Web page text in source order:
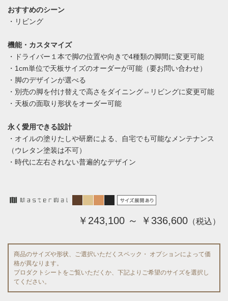
おすすめのシーン
・リビング
機能・カスタマイズ
・ドライバー１本で脚の位置や向きで4種類の脚間に変更可能
・1cm単位で天板サイズのオーダーが可能（要お問い合わせ）
・脚のデザインが選べる
・別売の脚を付け替えで高さをダイニング⇔リビングに変更可能
・天板の面取り形状をオーダー可能
永く愛用できる設計
・オイルの塗りたしや研磨による、自宅でも可能なメンテナンス
（ウレタン塗装は不可）
・時代に左右されない普遍的なデザイン
￥243,100 ～ ￥336,600 （税込）
商品のサイズや形状、ご選択いただくスペック・ オプションによって価
格が異なります。
プロダクトシートをご覧いただくか、下記よりご希望のサイズを選択し
てください。